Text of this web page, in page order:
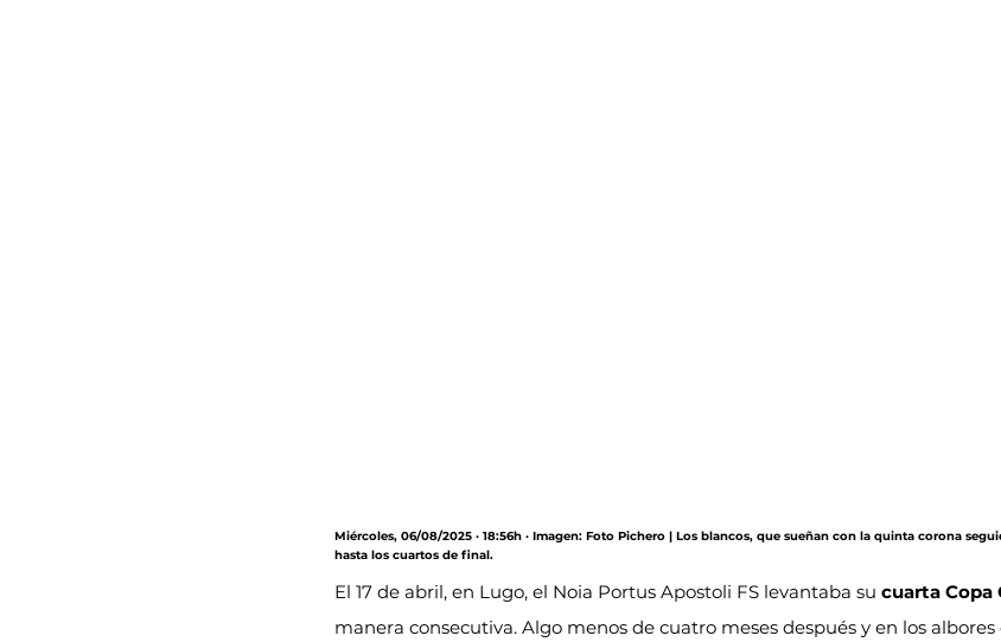
Miércoles, 06/08/2025 · 18:56h · Imagen: Foto Pichero | Los blancos, que sueñan con la quinta corona
hasta los cuartos de final.
El 17 de abril, en Lugo, el Noia Portus Apostoli FS levantaba su cuarta Copa
manera consecutiva. Algo menos de cuatro meses después y en los